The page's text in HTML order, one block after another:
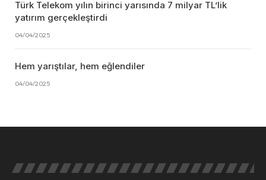
Türk Telekom yılın birinci yarısında 7 milyar TL’lik
yatırım gerçekleştirdi
04/04/2025
Hem yarıştılar, hem eğlendiler
04/04/2025